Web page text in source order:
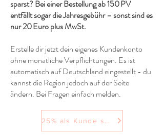
sparst? Bei einer Bestellung ab 150 PV
entfällt sogar die Jahresgebühr – sonst sind es
nur 20 Euro plus MwSt.
Erstelle dir jetzt dein eigenes Kundenkonto
ohne monatliche Verpflichtungen. Es ist
automatisch auf Deutschland eingestellt - du
kannst die Region jedoch auf der Seite
ändern. Bei Fragen einfach melden.
25% als Kunde sparen